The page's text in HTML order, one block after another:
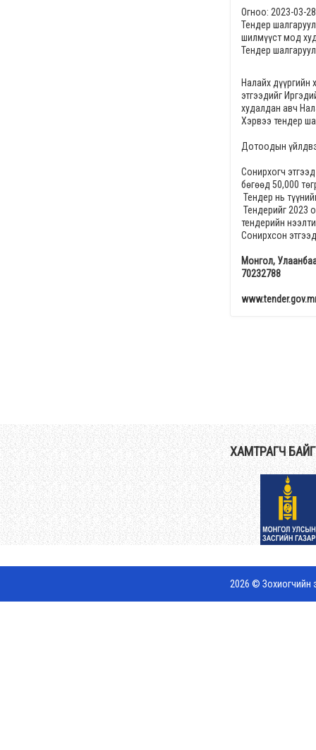
Огноо: 2023-03-28
Тендер
шилмүүст мод
Тендер
Налайх
этгээдийг
худалдан авч
Хэрвээ тендер
Дотоодын
Сонирхогч
бөгөөд 50,000
Тендер нь
Тендерийг 2023
тендерийн
Сонирхсон
Монгол,
70232788
ХАМТРАГЧ
2026 © Зохиогчийн